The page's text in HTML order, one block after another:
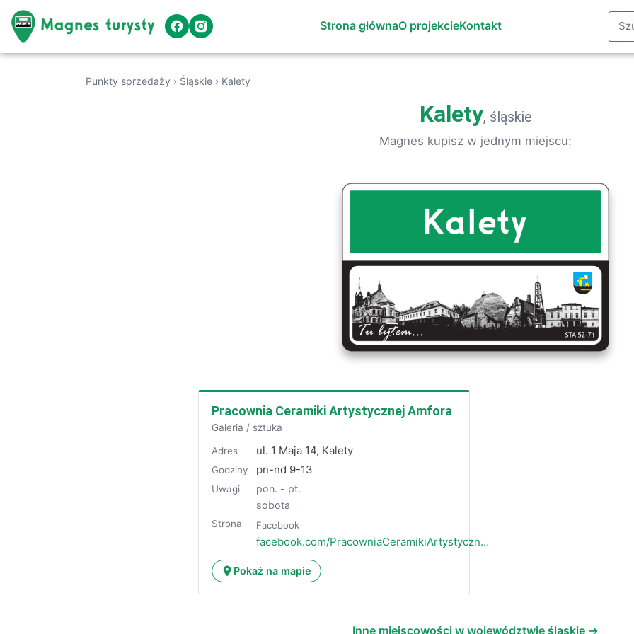
Strona głównaO projekcieKontakt
Punkty sprzedaży › Śląskie › Kalety
Kalety, śląskie
Magnes kupisz w jednym miejscu:
Pracownia Ceramiki Artystycznej Amfora
Galeria / sztuka
Adres ul. 1 Maja 14, Kalety
Godziny pn-nd 9-13
Uwagi
pon. - pt.
sobota
Strona Facebook
facebook.com/PracowniaCeramikiArtystyczn…
Pokaż na mapie
Inne miejscowości w województwie śląskie →